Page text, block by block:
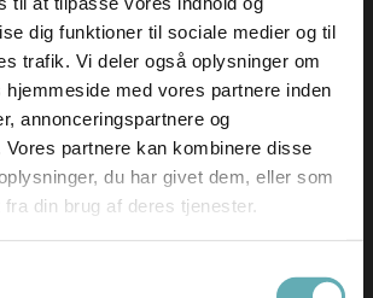
dig funktioner til sociale medier og til
trafik. Vi deler også oplysninger om
hjemmeside med vores partnere inden
annonceringspartnere og
Vores partnere kan kombinere disse
du har givet dem, eller som
din brug af deres tjenester.
sommer(ferie) ☀️
allerede sket – i hvert fald i
vi får ind
Supporter